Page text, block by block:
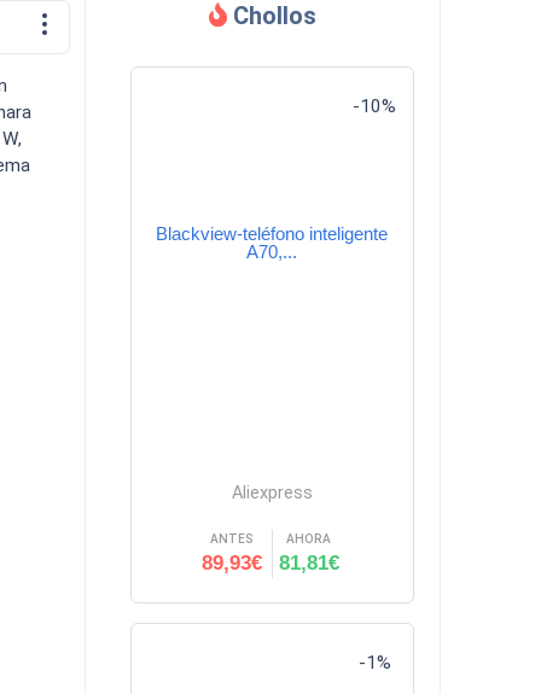
Chollos
Blackview-teléfono inteligente
A70,...
Aliexpress
ANTES
89,93€
AHORA
81,81€
-10%
-1%
Comparador